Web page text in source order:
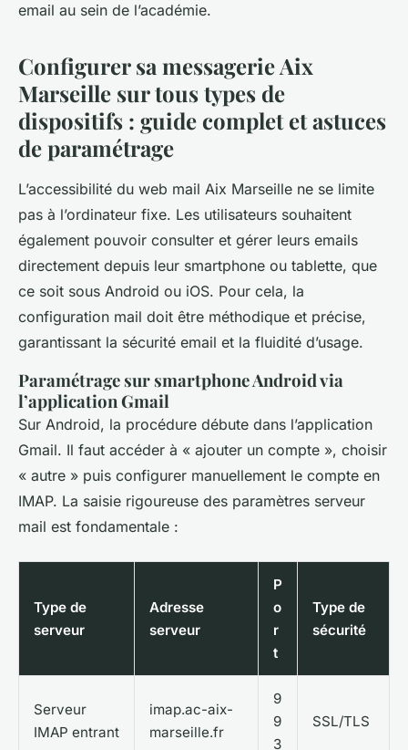
email au sein de l’académie.
Configurer sa messagerie Aix
Marseille sur tous types de
dispositifs : guide complet et astuces
de paramétrage
L’accessibilité du web mail Aix Marseille ne se limite
pas à l’ordinateur fixe. Les utilisateurs souhaitent
également pouvoir consulter et gérer leurs emails
directement depuis leur smartphone ou tablette, que
ce soit sous Android ou iOS. Pour cela, la
configuration mail doit être méthodique et précise,
garantissant la sécurité email et la fluidité d’usage.
Paramétrage sur smartphone Android via
l’application Gmail
Sur Android, la procédure débute dans l’application
Gmail. Il faut accéder à « ajouter un compte », choisir
« autre » puis configurer manuellement le compte en
IMAP. La saisie rigoureuse des paramètres serveur
mail est fondamentale :
Type de
serveur
Adresse
serveur
P
o
r
t
Type de
sécurité
Serveur
IMAP entrant
imap.ac-aix-
marseille.fr
9
9
3
SSL/TLS